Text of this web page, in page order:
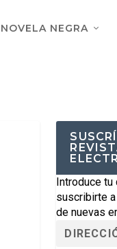
NOVELA NEGRA
Introduce tu
suscribirte
de nuevas